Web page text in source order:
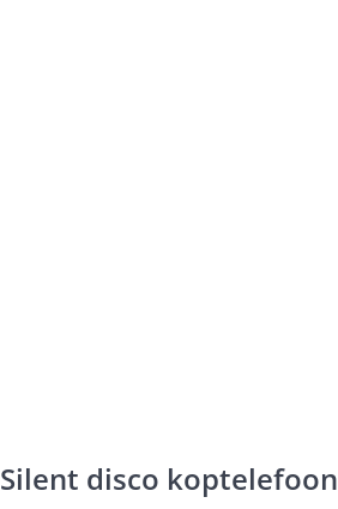
Silent disco koptelefoon